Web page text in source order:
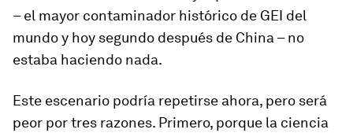
– el mayor contaminador histórico de GEI del
mundo y hoy segundo después de China – no
estaba haciendo nada.
Este escenario podría repetirse ahora, pero será
peor por tres razones. Primero, porque la ciencia